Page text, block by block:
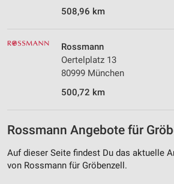
508,96 km
Rossmann
Oertelplatz 13
80999 München
500,72 km
Rossmann Angebote für
Auf dieser Seite findest Du das aktuelle
von Rossmann für Gröbenzell.